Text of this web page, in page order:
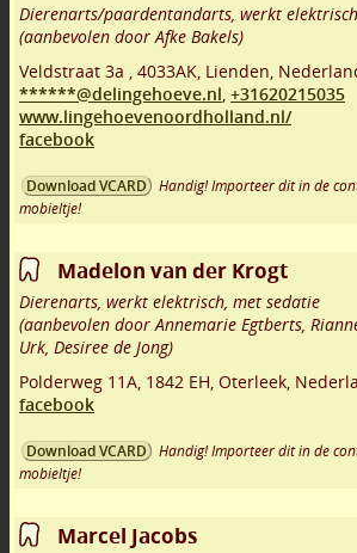
Dierenarts/paardentandarts, werkt
(aanbevolen door Afke Bakels)
Veldstraat 3a
4033AK Lienden
******@delingehoeve.nl +31620215035
www.lingehoevenoordholland.nl/
facebook
Download VCARD
Handig! Importeer dit in de
mobieltje!
Madelon van der Krogt
Dierenarts, werkt elektrisch, met sedatie
(aanbevolen door Annemarie Egtberts,
Urk, Desiree de Jong)
Polderweg 11A 1842 EH Oterleek
facebook
Download VCARD
Handig! Importeer dit in de
mobieltje!
Marcel Jacobs